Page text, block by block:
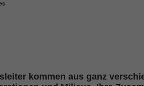
kommen aus ganz